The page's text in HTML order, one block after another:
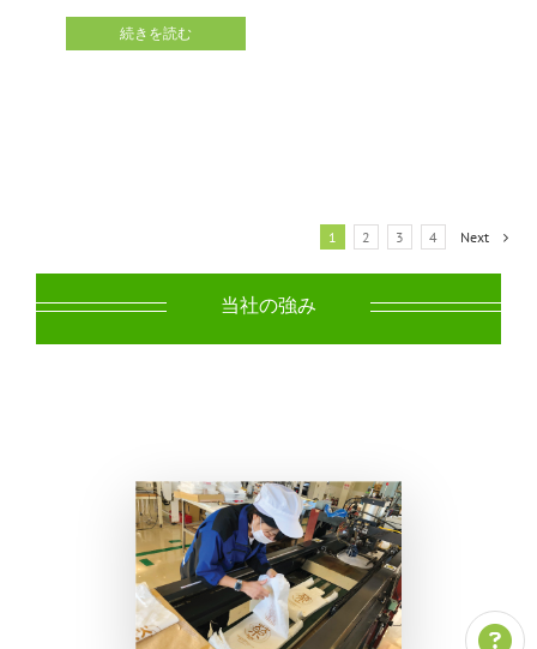
続きを読む
1 2 3 4 Next
当社の強み